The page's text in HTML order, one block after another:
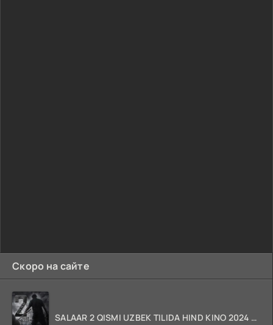
Скоро на сайте
SALAAR 2 QISMI UZBEK TILIDA HIND KINO 2024 TARJIMA 720p HD Skachat